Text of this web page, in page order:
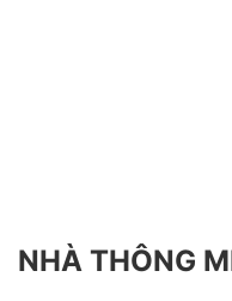
NHÀ THÔNG